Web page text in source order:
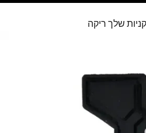
שלך ריקה